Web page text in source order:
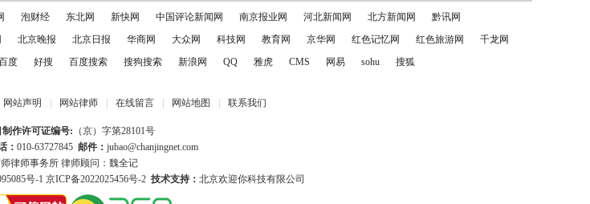
泡财经 东北网 新快网 中国评论新闻网 南京报业网 河北新闻网 北方新闻网
黔讯网
北京晚报 北京日报 华商网 大众网 科技网 教育网 京华网 红色记忆网 红色旅游网
千龙网
度 好搜 百度搜索 搜狗搜索 新浪网 QQ 雅虎 CMS 网易 sohu 搜狐
网站声明 网站律师 在线留言 网站地图 联系我们
作许可证编号: （京）字第28101号
： 010-63727845 邮件： jubao@chanjingnet.com
律师事务所 律师顾问：魏全记
号-1 京ICP备2022025456号-2 技术支持： 北京欢迎你科技有限公司